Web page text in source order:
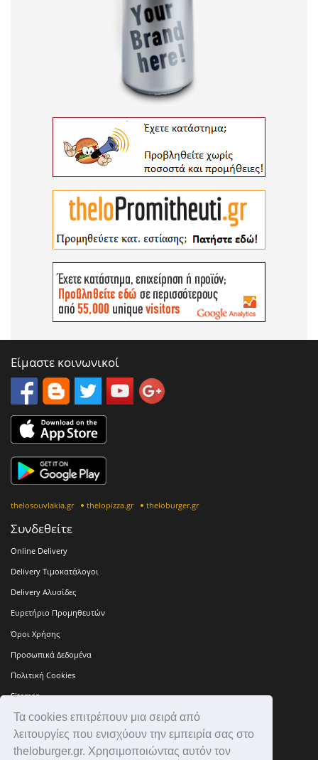
Τα cookies επιτρέπουν μια σειρά από
λειτουργίες που ενισχύουν την εμπειρία σας στο
theloburger.gr. Χρησιμοποιώντας αυτόν τον
Είμαστε κοινωνικοί
thelosouvlakia.gr thelopizza.gr theloburger.gr
Συνδεθείτε
Online Delivery
Delivery Τιμοκατάλογοι
Delivery Αλυσίδες
Ευρετήριο Προμηθευτών
Όροι Χρήσης
Προσωπικά Δεδομένα
Πολιτική Cookies
Sitemap
Press Kit
Επικοινωνία